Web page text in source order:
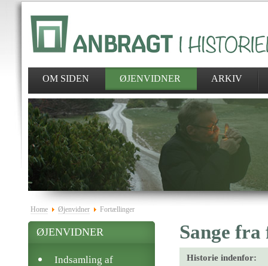
OM SIDEN ØJENVIDNER ARKIV
Home Øjenvidner Fortællinger
Sange
Historie indenfor:
ØJENVIDNER
Indsamling af